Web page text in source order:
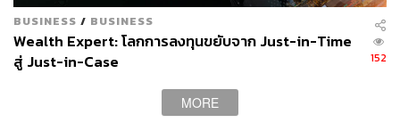
BUSINESS / BUSINESS
Wealth Expert: โลกการลงทุนขยับจาก Just-in-Time
สู่ Just-in-Case
152
MORE